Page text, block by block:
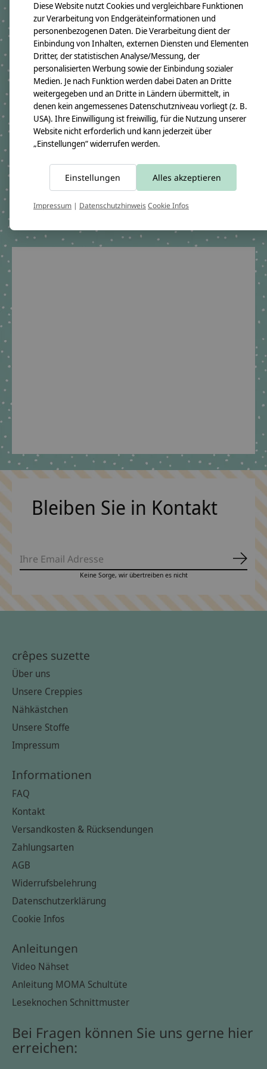
Durchmesser ca. 11cm
Bezugmaterial:
100% Baumwollstoff OEKO-TEX 100
Material des Rohlings:
100% Pappe
Pflegehinweis:
Waschbar bei 30°C Schonwäsche, nicht trocknergeeignet
Sicherheitshinweise:
Der Papprohling ist nicht waschbar.
Angaben zum Hersteller:
crêpes suzette GmbH & Co. KG
Sülzburgstraße 108
E-Mail:info@crepes-suzette.net
Ergänzende Produkte
Carousel items
Bleiben Sie in Kontakt
Keine Sorge, wir übertreiben es nicht
crêpes suzette
Über uns
Unsere Creppies
Nähkästchen
Unsere Stoffe
Impressum
Informationen
FAQ
Kontakt
Versandkosten & Rücksendungen
Zahlungsarten
AGB
Widerrufsbelehrung
Datenschutzerklärung
Cookie Infos
Anleitungen
Video Nähset
Anleitung MOMA Schultüte
Leseknochen Schnittmuster
Bei Fragen können Sie uns gerne hier
erreichen:
Diese Website nutzt Cookies und vergleichbare Funktionen
zur Verarbeitung von Endgeräteinformationen und
personenbezogenen Daten. Die Verarbeitung dient der
Einbindung von Inhalten, externen Diensten und Elementen
Dritter, der statistischen Analyse/Messung, der
personalisierten Werbung sowie der Einbindung sozialer
Medien. Je nach Funktion werden dabei Daten an Dritte
weitergegeben und an Dritte in Ländern übermittelt, in
denen kein angemessenes Datenschutzniveau vorliegt (z. B.
USA). Ihre Einwilligung ist freiwillig, für die Nutzung unserer
Website nicht erforderlich und kann jederzeit über
„Einstellungen“ widerrufen werden.
Einstellungen Alles akzeptieren
Impressum | DatenschutzhinweisCookie Infos